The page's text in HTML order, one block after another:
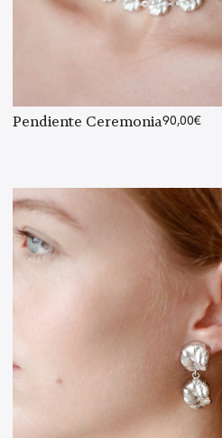
Pendiente Ceremonia90,00€